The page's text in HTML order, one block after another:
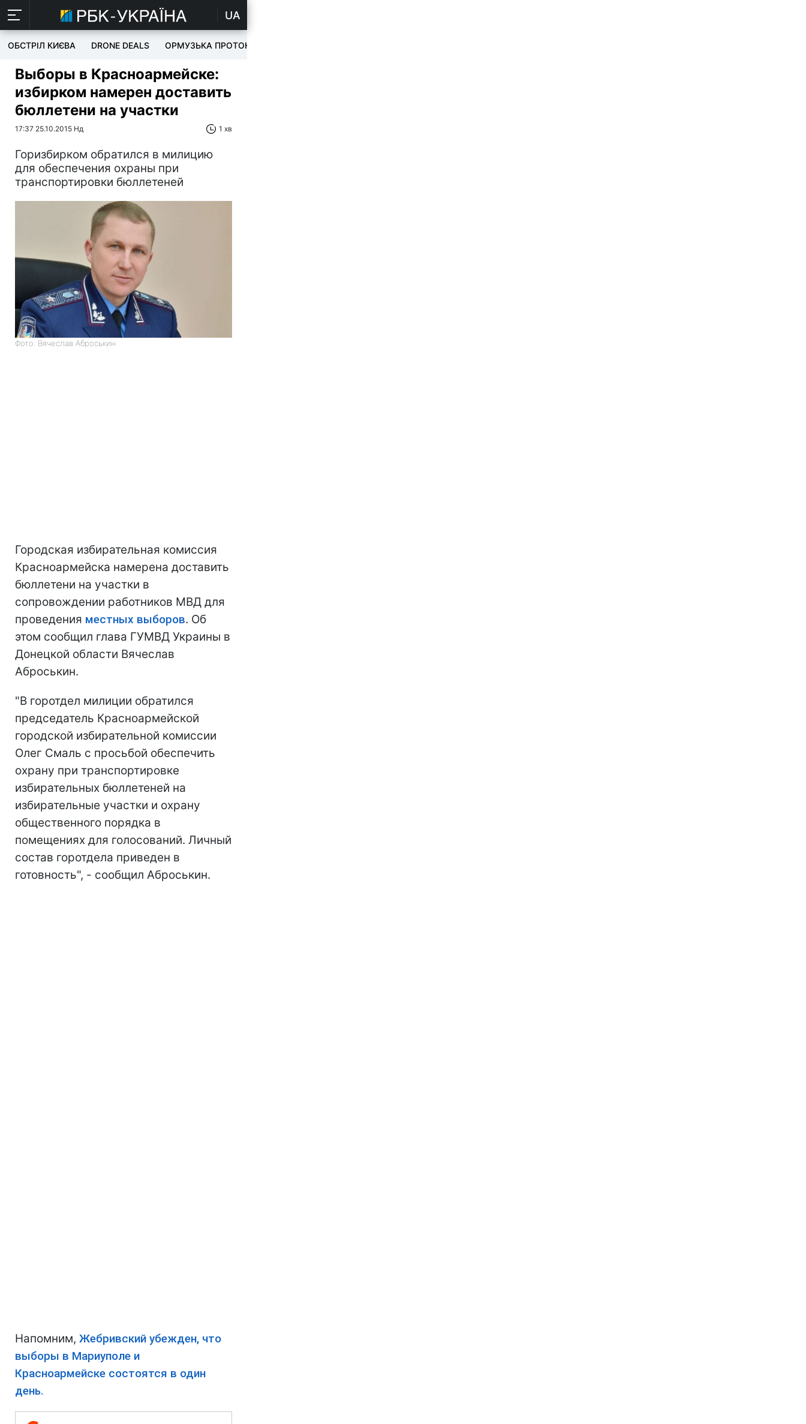
UA
ОБСТРІЛ КИЄВА DRONE DEALS ОРМУЗЬКА ПРОТОКА
Выборы в Красноармейске:
избирком намерен доставить
бюллетени на участки
17:37 25.10.2015 Нд 1 хв
Горизбирком обратился в милицию
для обеспечения охраны при
транспортировки бюллетеней
Фото: Вячеслав Аброськин
Городская избирательная комиссия
Красноармейска намерена доставить
бюллетени на участки в
сопровождении работников МВД для
проведения местных выборов. Об
этом сообщил глава ГУМВД Украины в
Донецкой области Вячеслав
Аброськин.
"В горотдел милиции обратился
председатель Красноармейской
городской избирательной комиссии
Олег Смаль с просьбой обеспечить
охрану при транспортировке
избирательных бюллетеней на
избирательные участки и охрану
общественного порядка в
помещениях для голосований. Личный
состав горотдела приведен в
готовность", - сообщил Аброськин.
Напомним, Жебривский убежден, что
выборы в Мариуполе и
Красноармейске состоятся в один
день.